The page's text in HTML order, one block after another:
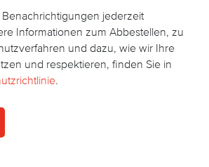
jederzeit
Informationen zum Abbestellen, zu
und dazu, wie wir Ihre
und respektieren, finden Sie in
.